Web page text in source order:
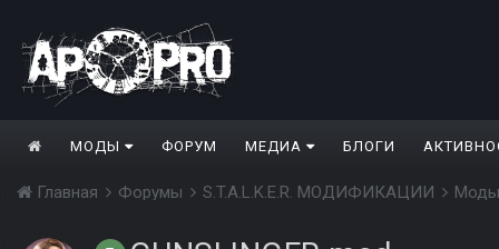
МОДЫ ФОРУМ МЕДИА БЛОГИ
Главная Форумы S.T.A.L.K.E.R. МОДИФИКАЦИИ